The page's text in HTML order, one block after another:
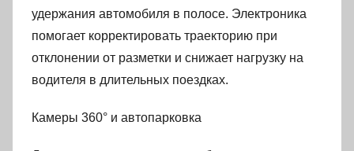
удержания автомобиля в полосе. Электроника
помогает корректировать траекторию при
отклонении от разметки и снижает нагрузку на
водителя в длительных поездках.
Камеры 360° и автопарковка